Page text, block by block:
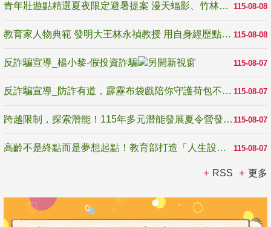
115-08-08
青年壯遊點精選夏夜限定避暑提案 漫天蝠影、竹林尋蛙、茶香夜觀 邀青年暮色出發
115-08-08
教育家人物典範 發明大王林永禎教授 用自身經歷點亮學生的路
115-08-07
反詐騙宣導_楊小黎-假投資詐騙
115-08-07
反詐騙宣導_防詐有道，霹靂布袋戲陪你守護荷包不受騙
115-08-07
跨越限制，探索潛能！115年多元潛能發展夏令營發掘生命無限可能
115-08-07
高齡不是終點而是夢想起點！教育部打造「人生設計夢工場」 參展第3屆高齡健康產業博覽會
RSS 更多